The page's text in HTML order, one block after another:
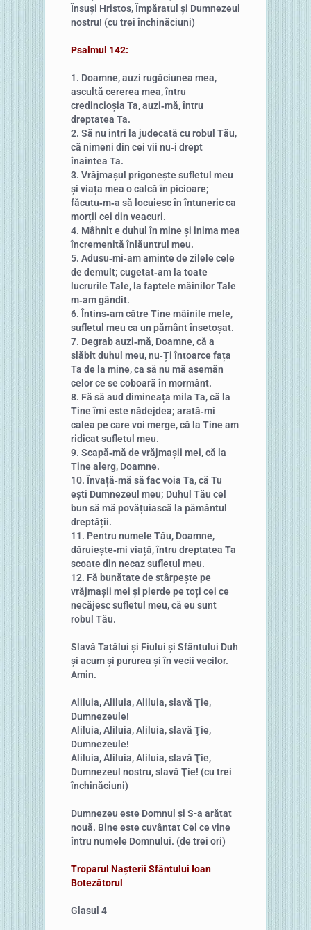
Însuși Hristos, Împăratul și Dumnezeul
nostru! (cu trei închinăciuni)
Psalmul 142:
1. Doamne, auzi rugăciunea mea,
ascultă cererea mea, întru
credincioșia Ta, auzi‑mă, întru
dreptatea Ta.
2. Să nu intri la judecată cu robul Tău,
că nimeni din cei vii nu‑i drept
înaintea Ta.
3. Vrăjmașul prigonește sufletul meu
și viața mea o calcă în picioare;
făcutu‑m‑a să locuiesc în întuneric ca
morții cei din veacuri.
4. Mâhnit e duhul în mine și inima mea
încremenită înlăuntrul meu.
5. Adusu‑mi‑am aminte de zilele cele
de demult; cugetat‑am la toate
lucrurile Tale, la faptele mâinilor Tale
m‑am gândit.
6. Întins‑am către Tine mâinile mele,
sufletul meu ca un pământ însetoșat.
7. Degrab auzi‑mă, Doamne, că a
slăbit duhul meu, nu‑Ți întoarce fața
Ta de la mine, ca să nu mă asemăn
celor ce se coboară în mormânt.
8. Fă să aud dimineața mila Ta, că la
Tine îmi este nădejdea; arată‑mi
calea pe care voi merge, că la Tine am
ridicat sufletul meu.
9. Scapă‑mă de vrăjmașii mei, că la
Tine alerg, Doamne.
10. Învață‑mă să fac voia Ta, că Tu
ești Dumnezeul meu; Duhul Tău cel
bun să mă povățuiască la pământul
dreptății.
11. Pentru numele Tău, Doamne,
dăruiește‑mi viață, întru dreptatea Ta
scoate din necaz sufletul meu.
12. Fă bunătate de stârpește pe
vrăjmașii mei și pierde pe toți cei ce
necăjesc sufletul meu, că eu sunt
robul Tău.
Slavă Tatălui și Fiului și Sfântului Duh
și acum și pururea și în vecii vecilor.
Amin.
Aliluia, Aliluia, Aliluia, slavă Ţie,
Dumnezeule!
Aliluia, Aliluia, Aliluia, slavă Ţie,
Dumnezeule!
Aliluia, Aliluia, Aliluia, slavă Ţie,
Dumnezeul nostru, slavă Ţie! (cu trei
închinăciuni)
Dumnezeu este Domnul și S-a arătat
nouă. Bine este cuvântat Cel ce vine
întru numele Domnului. (de trei ori)
Troparul Nașterii Sfântului Ioan
Botezătorul
Glasul 4